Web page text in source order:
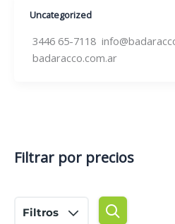
Uncategorized
3446 65-7118
badaracco.com.ar
Filtrar por precios
Filtros